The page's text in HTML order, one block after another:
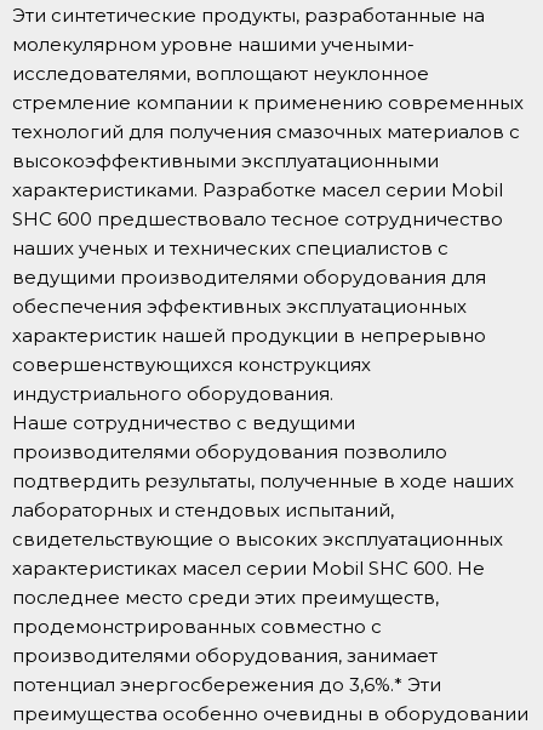
Эти синтетические продукты, разработанные на
молекулярном уровне нашими учеными-
исследователями, воплощают неуклонное
стремление компании к применению современных
технологий для получения смазочных материалов с
высокоэффективными эксплуатационными
характеристиками. Разработке масел серии Mobil
SHC 600 предшествовало тесное сотрудничество
наших ученых и технических специалистов с
ведущими производителями оборудования для
обеспечения эффективных эксплуатационных
характеристик нашей продукции в непрерывно
совершенствующихся конструкциях
индустриального оборудования.
Наше сотрудничество с ведущими
производителями оборудования позволило
подтвердить результаты, полученные в ходе наших
лабораторных и стендовых испытаний,
свидетельствующие о высоких эксплуатационных
характеристиках масел серии Mobil SHC 600. Не
последнее место среди этих преимуществ,
продемонстрированных совместно с
производителями оборудования, занимает
потенциал энергосбережения до 3,6%.* Эти
преимущества особенно очевидны в оборудовании